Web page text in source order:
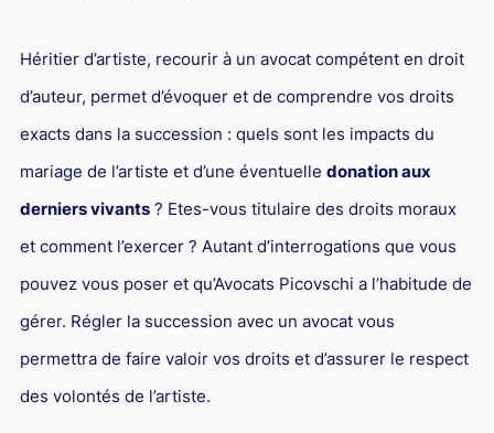
Héritier d’artiste, recourir à un avocat compétent en droit
d’auteur, permet d’évoquer et de comprendre vos droits
exacts dans la succession : quels sont les impacts du
mariage de l’artiste et d’une éventuelle donation aux
derniers vivants? Etes-vous titulaire des droits moraux
et comment l’exercer ? Autant d’interrogations que vous
pouvez vous poser et qu’Avocats Picovschi a l’habitude de
gérer. Régler la succession avec un avocat vous
permettra de faire valoir vos droits et d’assurer le respect
des volontés de l’artiste.